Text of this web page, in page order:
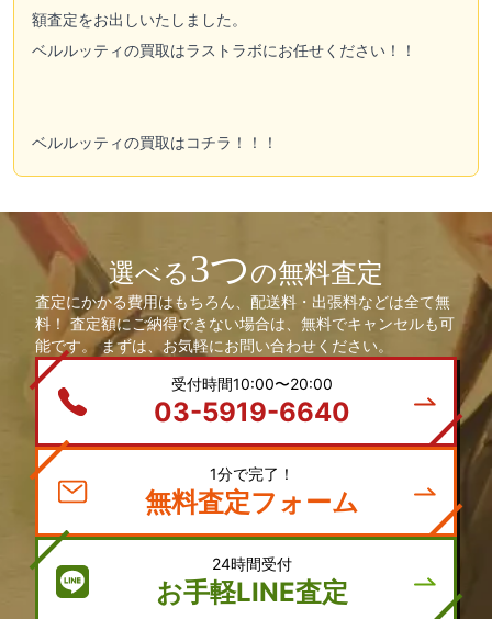
額査定をお出しいたしました。
ベルルッティの買取はラストラボにお任せください！！
ベルルッティの買取はコチラ！！！
選べる3つの無料査定
査定にかかる費用はもちろん、配送料・出張料などは全て無
料！ 査定額にご納得できない場合は、無料でキャンセルも可
能です。 まずは、お気軽にお問い合わせください。
受付時間10:00〜20:00
03-5919-6640
1分で完了！
無料査定フォーム
24時間受付
お手軽LINE査定